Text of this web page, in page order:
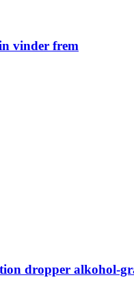
vinder frem
dropper alkohol-